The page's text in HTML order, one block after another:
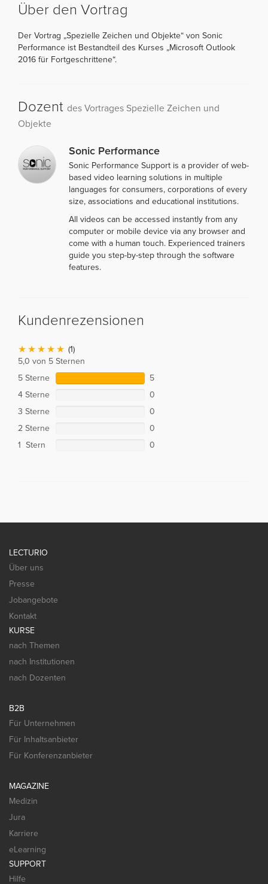
Über den Vortrag
Der Vortrag „Spezielle Zeichen und Objekte“ von Sonic
Performance ist Bestandteil des Kurses „Microsoft Outlook
2016 für Fortgeschrittene“.
Dozent des Vortrages Spezielle Zeichen und
Objekte
Sonic Performance
Sonic Performance Support is a provider of web-
based video learning solutions in multiple
languages for consumers, corporations of every
size, associations and educational institutions.
All videos can be accessed instantly from any
computer or mobile device via any browser and
come with a human touch. Experienced trainers
guide you step-by-step through the software
features.
Kundenrezensionen
(1)
5,0 von 5 Sternen
5 Sterne
5
4 Sterne
0
3 Sterne
0
2 Sterne
0
1 Stern
0
LECTURIO
Über uns
Presse
Jobangebote
Kontakt
KURSE
nach Themen
nach Institutionen
nach Dozenten
B2B
Für Unternehmen
Für Inhaltsanbieter
Für Konferenzanbieter
MAGAZINE
Medizin
Jura
Karriere
eLearning
SUPPORT
Hilfe